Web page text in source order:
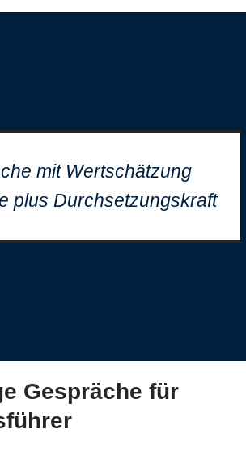
mit Wertschätzung
plus Durchsetzungskraft
Gespräche für